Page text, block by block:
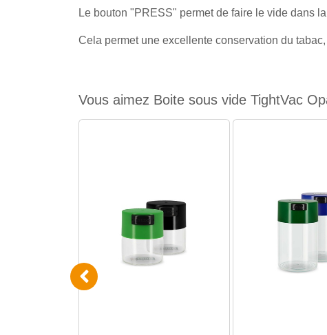
Le bouton "PRESS" permet de faire le vide dans
Cela permet une excellente conservation du
Vous aimez Boite sous vide TightVac